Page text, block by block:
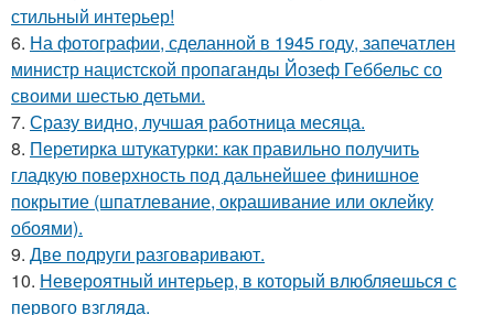
стильный интерьер!
6. На фотографии, сделанной в 1945 году, запечатлен
министр нацистской пропаганды Йозеф Геббельс со
своими шестью детьми.
7. Сразу видно, лучшая работница месяца.
8. Перетирка штукатурки: как правильно получить
гладкую поверхность под дальнейшее финишное
покрытие (шпатлевание, окрашивание или оклейку
обоями).
9. Две подруги разговаривают.
10. Невероятный интерьер, в который влюбляешься с
первого взгляда.